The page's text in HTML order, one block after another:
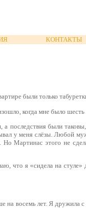
КОНТАКТЫ
были только
когда мне было шесть
а последствия были
у меня слёзы. Любой
Но Мартинас этого не
что я «сидела на стуле»
на восемь лет. Я дружила